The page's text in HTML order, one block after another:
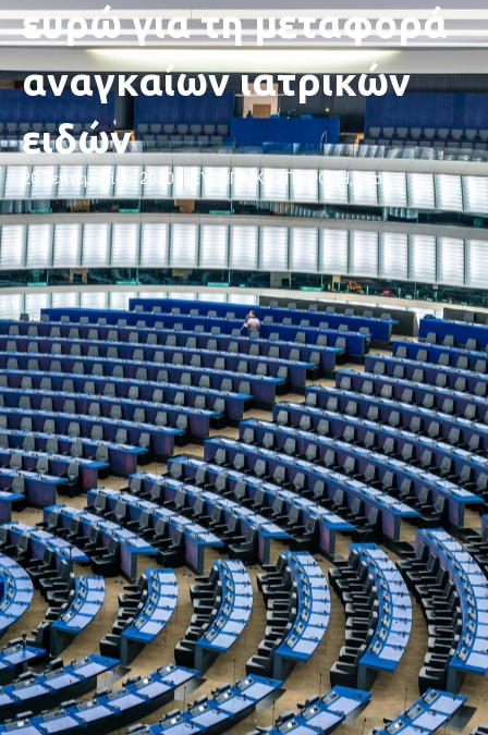
ευρώ για τη μεταφορά
αναγκαίων ιατρικών
ειδών
20 Σεπτεμβρίου, 2020 ΕΥΡΩΠΑΪΚΗ ΕΠΙΤΡΟΠΉ, Νέα